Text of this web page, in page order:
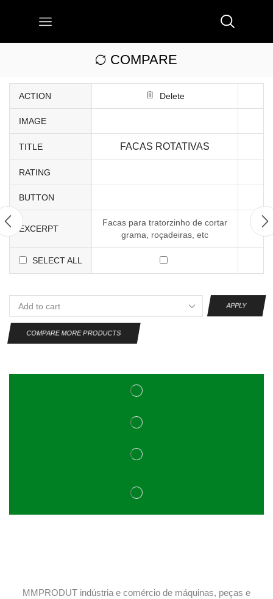
COMPARE
ACTION Delete
IMAGE
TITLE FACAS ROTATIVAS
RATING
BUTTON
EXCERPT
Facas para tratorzinho de cortar
grama, roçadeiras, etc
SELECT ALL
APPLY
COMPARE MORE PRODUCTS
MMPRODUT indústria e comércio de máquinas, peças e